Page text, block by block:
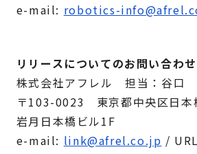
e-mail: robotics-
リリースについてのお問い合わ
株式会社アフレル 担当：谷口
〒103-0023 東京都中央区日
岩月日本橋ビル1F
e-mail: link@afrel.co.jp /